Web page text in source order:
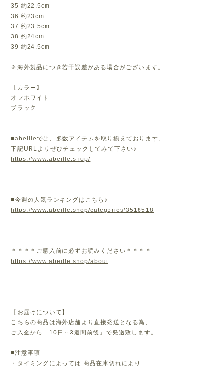
35 約22.5cm
36 約23cm
37 約23.5cm
38 約24cm
39 約24.5cm
※海外製品につき若干誤差がある場合がございます。
【カラー】
オフホワイト
ブラック
■abeilleでは、多数アイテムを取り揃えております。
下記URLよりぜひチェックしてみて下さい♪
https://www.abeille.shop/
■今週の人気ランキングはこちら♪
https://www.abeille.shop/categories/3518518
＊＊＊＊ご購入前に必ずお読みください＊＊＊＊
https://www.abeille.shop/about
【お届けについて】
こちらの商品は海外店舗より直接発送となる為、
ご入金から「10日～3週間前後」で発送致します。
■注意事項
・タイミングによっては 商品在庫切れにより